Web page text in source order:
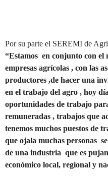
Por su parte el SEREMI de
“Estamos en conjunto con el
empresas agrícolas , con las
productores ,de hacer una
en el trabajo del agro , hoy
oportunidades de trabajo
remuneradas , trabajos que
tenemos muchos puestos de
que ojala muchas personas
de una industria que es
económico local, regional y